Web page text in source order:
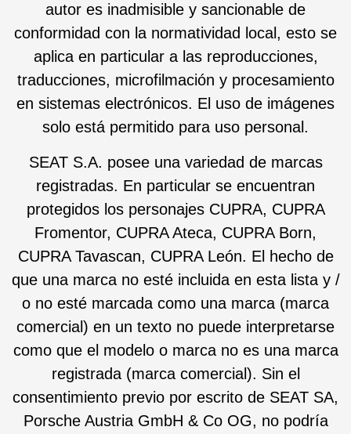
autor es inadmisible y sancionable de
conformidad con la normatividad local, esto se
aplica en particular a las reproducciones,
traducciones, microfilmación y procesamiento
en sistemas electrónicos. El uso de imágenes
solo está permitido para uso personal.
SEAT S.A. posee una variedad de marcas
registradas. En particular se encuentran
protegidos los personajes CUPRA, CUPRA
Fromentor, CUPRA Ateca, CUPRA Born,
CUPRA Tavascan, CUPRA León. El hecho de
que una marca no esté incluida en esta lista y /
o no esté marcada como una marca (marca
comercial) en un texto no puede interpretarse
como que el modelo o marca no es una marca
registrada (marca comercial). Sin el
consentimiento previo por escrito de SEAT SA,
Porsche Austria GmbH & Co OG, no podría